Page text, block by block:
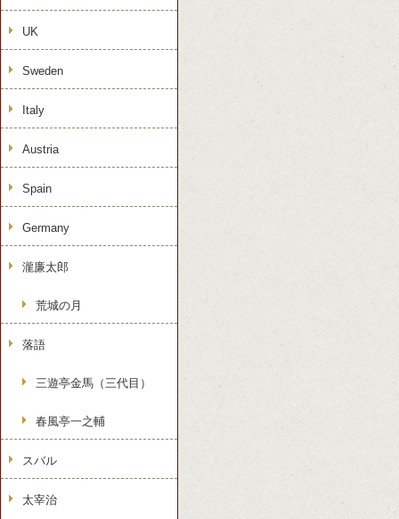
UK
Sweden
Italy
Austria
Spain
Germany
瀧廉太郎
荒城の月
落語
三遊亭金馬（三代目）
春風亭一之輔
スバル
太宰治